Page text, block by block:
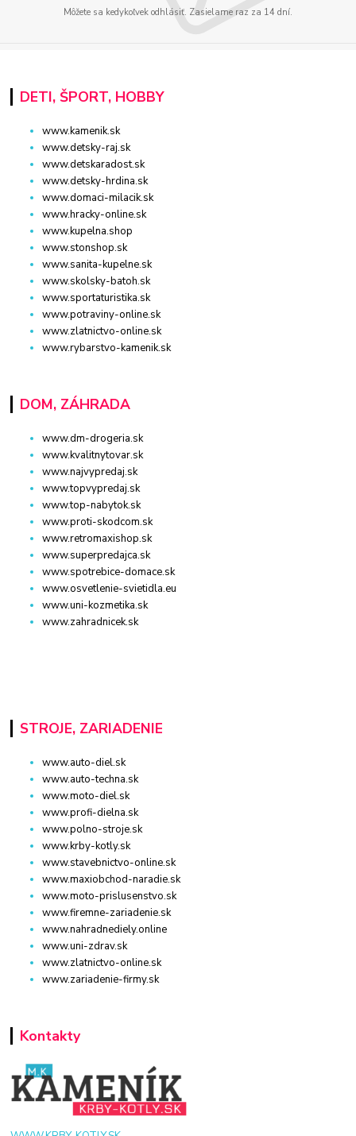
Môžete sa kedykoľvek odhlásiť. Zasielame raz za 14 dní.
DETI, ŠPORT, HOBBY
www.kamenik.sk
www.detsky-raj.sk
www.detskaradost.sk
www.detsky-hrdina.sk
www.domaci-milacik.sk
www.hracky-online.sk
www.kupelna.shop
www.stonshop.sk
www.sanita-kupelne.sk
www.skolsky-batoh.sk
www.sportaturistika.sk
www.potraviny-online.sk
www.zlatnictvo-online.sk
www.rybarstvo-kamenik.sk
DOM, ZÁHRADA
www.dm-drogeria.sk
www.kvalitnytovar.sk
www.najvypredaj.sk
www.topvypredaj.sk
www.top-nabytok.sk
www.proti-skodcom.sk
www.retromaxishop.sk
www.superpredajca.sk
www.spotrebice-domace.sk
www.osvetlenie-svietidla.eu
www.uni-kozmetika.sk
www.zahradnicek.sk
STROJE, ZARIADENIE
www.auto-diel.sk
www.auto-techna.sk
www.moto-diel.sk
www.profi-dielna.sk
www.polno-stroje.sk
www.krby-kotly.sk
www.stavebnictvo-online.sk
www.maxiobchod-naradie.sk
www.moto-prislusenstvo.sk
www.firemne-zariadenie.sk
www.nahradnediely.online
www.uni-zdrav.sk
www.zlatnictvo-online.sk
www.zariadenie-firmy.sk
Kontakty